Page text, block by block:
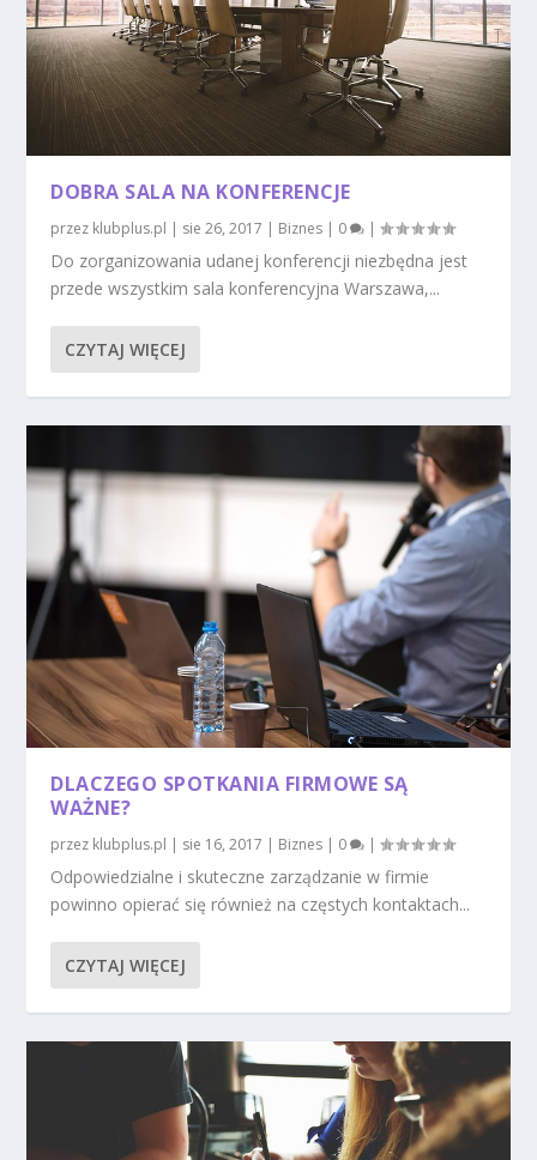
DOBRA SALA NA KONFERENCJE
przez klubplus.pl | sie 26, 2017 | Biznes | 0 |
Do zorganizowania udanej konferencji niezbędna jest
przede wszystkim sala konferencyjna Warszawa,...
CZYTAJ WIĘCEJ
DLACZEGO SPOTKANIA FIRMOWE SĄ
WAŻNE?
przez klubplus.pl | sie 16, 2017 | Biznes | 0 |
Odpowiedzialne i skuteczne zarządzanie w firmie
powinno opierać się również na częstych kontaktach...
CZYTAJ WIĘCEJ